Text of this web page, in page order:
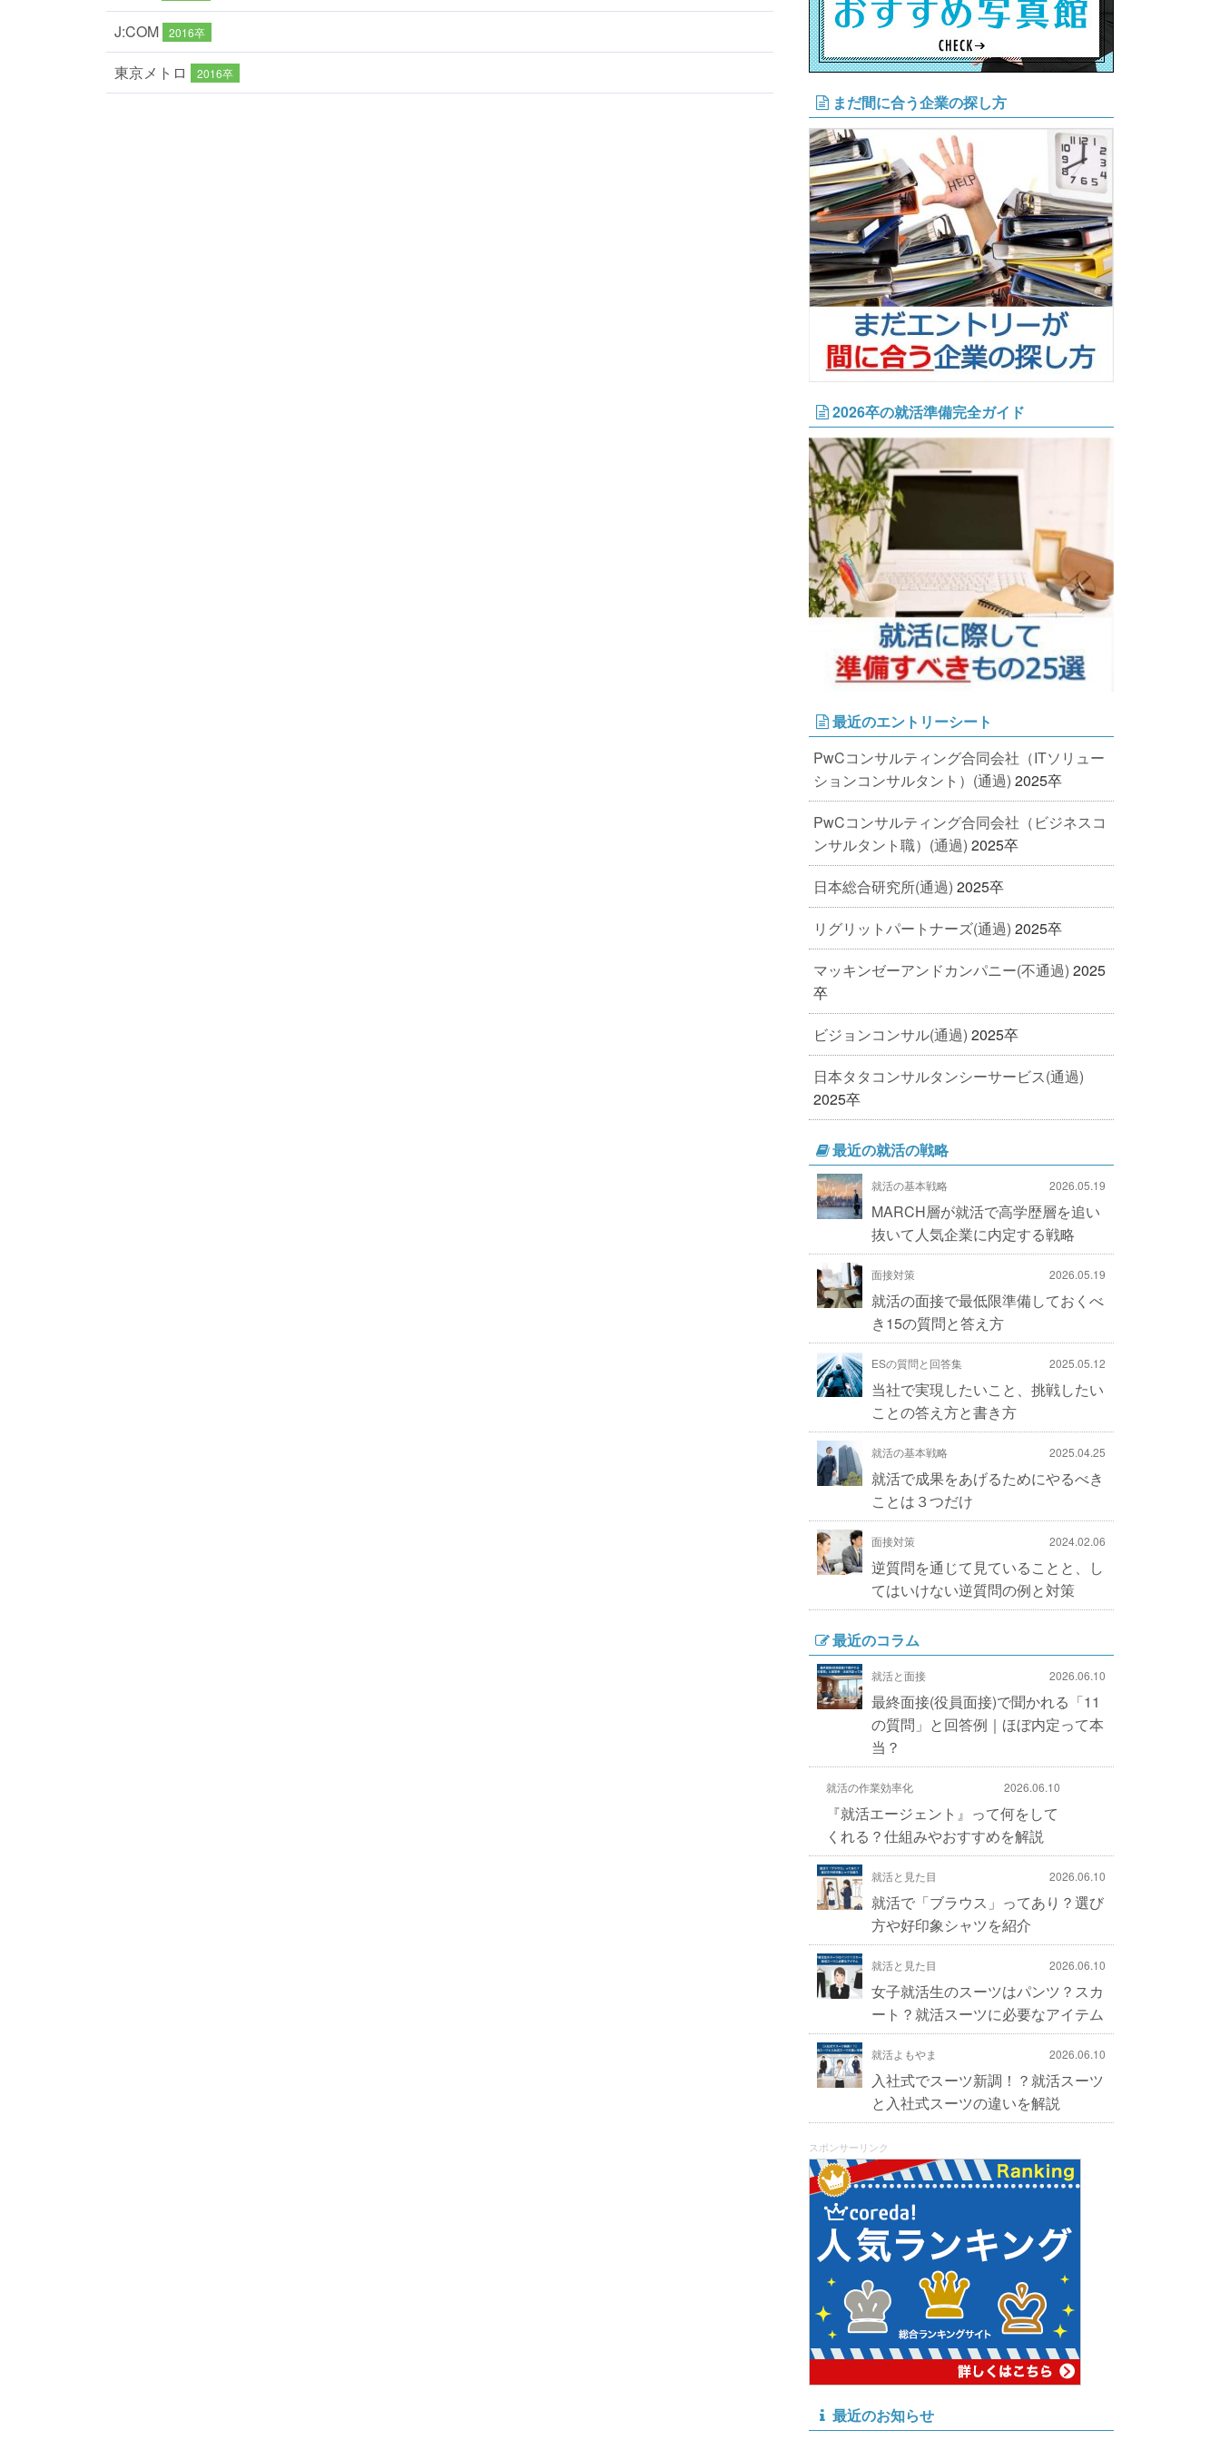
J:COM
2016卒
東京メトロ 2016卒
まだ間に合う企業の探し方
2026卒の就活準備完全ガイド
最近のエントリーシート
PwCコンサルティング合同会社（ITソリュー
ションコンサルタント）(通過) 2025卒
PwCコンサルティング合同会社（ビジネスコ
ンサルタント職）(通過) 2025卒
日本総合研究所(通過) 2025卒
リグリットパートナーズ(通過) 2025卒
マッキンゼーアンドカンパニー(不通過) 2025
卒
ビジョンコンサル(通過) 2025卒
日本タタコンサルタンシーサービス(通過)
2025卒
最近の就活の戦略
就活の基本戦略 2026.05.19
MARCH層が就活で高学歴層を追い
抜いて人気企業に内定する戦略
面接対策 2026.05.19
就活の面接で最低限準備しておくべ
き15の質問と答え方
ESの質問と回答集 2025.05.12
当社で実現したいこと、挑戦したい
ことの答え方と書き方
就活の基本戦略 2025.04.25
就活で成果をあげるためにやるべき
ことは３つだけ
面接対策 2024.02.06
逆質問を通じて見ていることと、し
てはいけない逆質問の例と対策
最近のコラム
就活と面接 2026.06.10
最終面接(役員面接)で聞かれる「11
の質問」と回答例｜ほぼ内定って本
当？
就活の作業効率化 2026.06.10
『就活エージェント』って何をして
くれる？仕組みやおすすめを解説
就活と見た目 2026.06.10
就活で「ブラウス」ってあり？選び
方や好印象シャツを紹介
就活と見た目 2026.06.10
女子就活生のスーツはパンツ？スカ
ート？就活スーツに必要なアイテム
就活よもやま 2026.06.10
入社式でスーツ新調！？就活スーツ
と入社式スーツの違いを解説
スポンサーリンク
最近のお知らせ